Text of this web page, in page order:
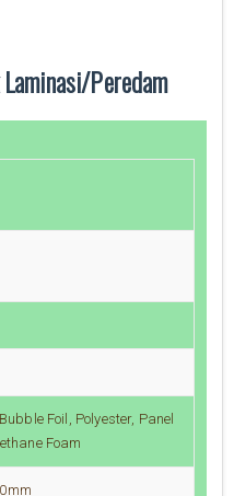
Peredam
Foil, Polyester, Panel
Foam